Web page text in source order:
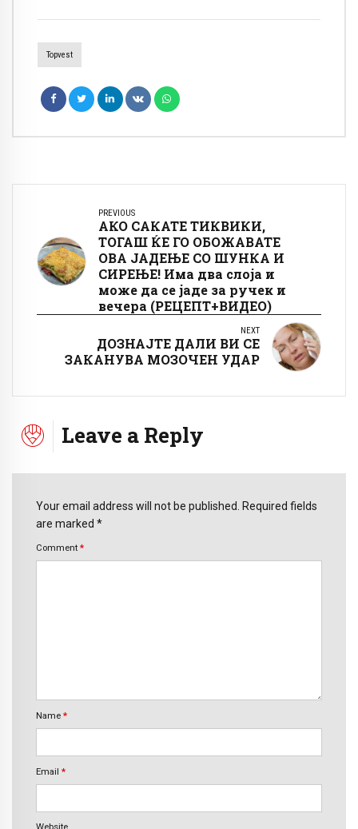
Topvest
PREVIOUS
АКО САКАТЕ ТИКВИКИ,
ТОГАШ ЌЕ ГО ОБОЖАВАТЕ
ОВА ЈАДЕЊЕ СО ШУНКА И
СИРЕЊЕ! Има два слоја и
може да се јаде за ручек и
вечера (РЕЦЕПТ+ВИДЕО)
NEXT
ДОЗНАЈТЕ ДАЛИ ВИ СЕ
ЗАКАНУВА МОЗОЧЕН УДАР
Leave a Reply
Your email address will not be published. Required fields
are marked *
Comment *
Name *
Email *